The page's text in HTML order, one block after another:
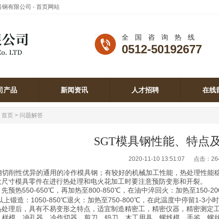
有限公司 - 首页网站
全国咨询热线
0512-50192677
产品 新闻资讯 人才招聘 在线
首页 > 问题解答
SGT模具钢性能、特点
2020-11-10 13:51:07 点击：
削性优异的通用的冷作模具钢；有较好的机械加工性能，热处理性
寸模具零件在进行热处理和电火花加工时要注意预防变形和开裂。
热550-650℃，再加热至800-850℃，在油中淬回火：加热至150-
锻造：1050-850℃退火：加热至750-800℃，在此温度中停留1-3小
后，具有不易变形之特点，适宜制造精密工，精密仪器，精密测定